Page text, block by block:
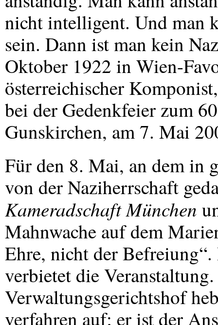
nicht intelligent. Und man
sein. Dann ist man kein
Oktober 1922 in Wien-
österreichischer
bei der Gedenkfeier zum
Gunskirchen, am 7. Mai
Für den 8. Mai, an dem in
von der Naziherrschaft
Kameradschaft München
Mahnwache auf dem
Ehre, nicht der
verbietet die
Verwaltungsgerichtshof
verfahren auf; er ist der